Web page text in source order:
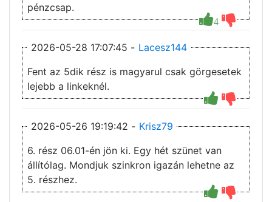
4
pénzcsap.
2026-05-28 17:07:45 - Lacesz144
Fent az 5dik rész is magyarul csak görgesetek
lejebb a linkeknél.
2026-05-26 19:19:42 - Krisz79
6. rész 06.01-én jön ki. Egy hét szünet van
állítólag. Mondjuk szinkron igazán lehetne az
5. részhez.